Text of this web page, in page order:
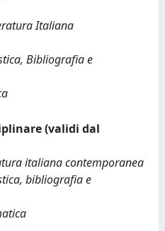
Italiana
Bibliografia e
(validi dal
italiana contemporanea
bibliografia e